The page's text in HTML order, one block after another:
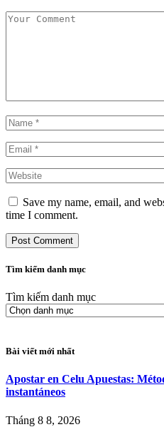
Save my name, email, and
time I comment.
Tìm kiếm danh mục
Tìm kiếm danh mục
Bài viết mới nhất
Apostar en Celu Apuestas:
instantáneos
Tháng 8 8, 2026